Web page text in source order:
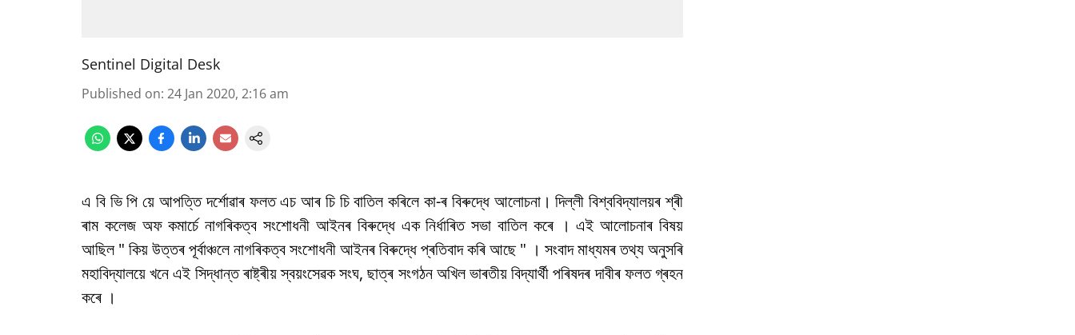
Sentinel Digital Desk
Published on: 24 Jan 2020, 2:16 am
এ বি ভি পি য়ে আপত্তি দৰ্শোৱাৰ ফলত এচ আৰ চি চি বাতিল কৰিলে কা-ৰ বিৰুদ্ধে আলোচনা। দিল্লী বিশ্ববিদ্যালয়ৰ শ্ৰী
ৰাম কলেজ অফ কমাৰ্চে নাগৰিকত্ব সংশোধনী আইনৰ বিৰুদ্ধে এক নিৰ্ধাৰিত সভা‌ বাতিল কৰে । এই আলোচনাৰ বিষয়
আছিল " কিয় উত্তৰ পূৰ্বাঞ্চলে নাগৰিকত্ব সংশোধনী আইনৰ বিৰুদ্ধে প্ৰতিবাদ কৰি আছে " । সংবাদ মাধ্যমৰ তথ্য অনুসৰি
মহাবিদ্যালয়ে খনে এই সিদ্ধান্ত ৰাষ্ট্ৰীয় স্বয়ংসেৱক সংঘ, ছাত্ৰ সংগঠন অখিল ভাৰতীয় বিদ্যাৰ্থী পৰিষদৰ দাবীৰ ফলত গ্ৰহন
কৰে ।